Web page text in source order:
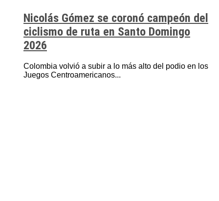
Nicolás Gómez se coronó campeón del
ciclismo de ruta en Santo Domingo
2026
Colombia volvió a subir a lo más alto del podio en los
Juegos Centroamericanos...